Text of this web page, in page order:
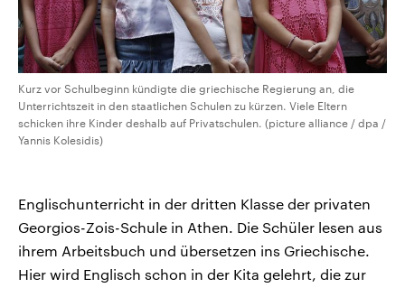
Kurz vor Schulbeginn kündigte die griechische Regierung an, die
Unterrichtszeit in den staatlichen Schulen zu kürzen. Viele Eltern
schicken ihre Kinder deshalb auf Privatschulen. (picture alliance / dpa /
Yannis Kolesidis)
Englischunterricht in der dritten Klasse der privaten
Georgios-Zois-Schule in Athen. Die Schüler lesen aus
ihrem Arbeitsbuch und übersetzen ins Griechische.
Hier wird Englisch schon in der Kita gelehrt, die zur